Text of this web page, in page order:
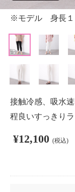
※モデル 身長１
接触冷感、吸水
程良いすっきり
¥12,100 (税込)